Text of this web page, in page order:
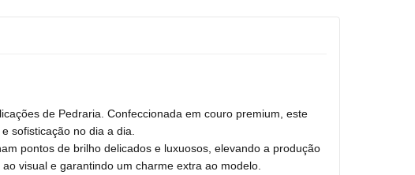
de Pedraria. Confeccionada em couro premium, este
sofisticação no dia a dia.
pontos de brilho delicados e luxuosos, elevando a produção
visual e garantindo um charme extra ao modelo.